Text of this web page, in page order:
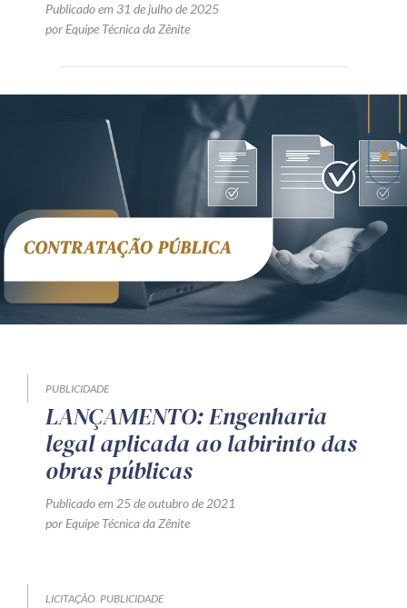
Publicado em 31 de julho de 2025
por Equipe Técnica da Zênite
PUBLICIDADE
LANÇAMENTO: Engenharia
legal aplicada ao labirinto das
obras públicas
Publicado em 25 de outubro de 2021
por Equipe Técnica da Zênite
LICITAÇÃO PUBLICIDADE